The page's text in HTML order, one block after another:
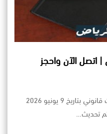
اتصل الآن واحجز
محامي للاستشارة بالرياض تحديث قانوني بتاريخ 9 يونيو 2026
تحديث…